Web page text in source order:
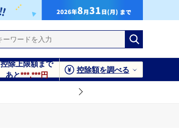
控除上限額まで
あと***,***円
控除額を調べる